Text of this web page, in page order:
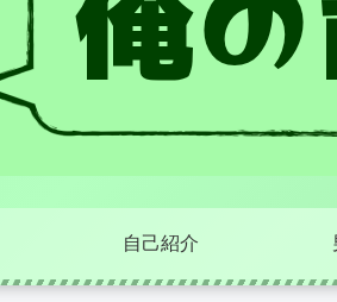
自己紹介